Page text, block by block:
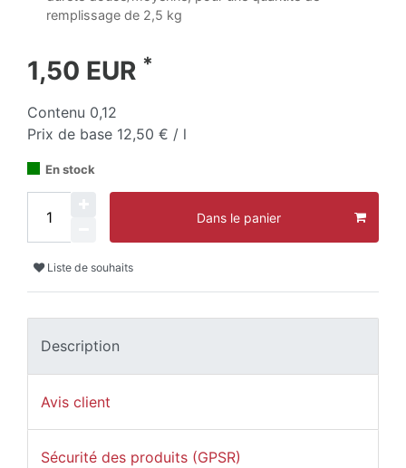
remplissage de 2,5 kg
1,50 EUR *
Contenu 0,12
Prix de base 12,50 € / l
En stock
Dans le panier
Liste de souhaits
Description
Avis client
Sécurité des produits (GPSR)